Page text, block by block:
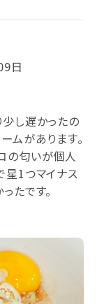
日
し遅かったの
ムがあります。
の匂いが個人
星1つマイナス
たです。